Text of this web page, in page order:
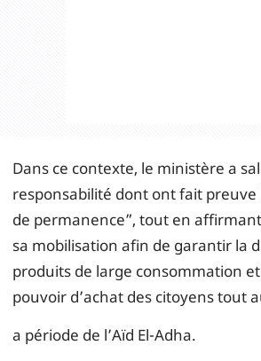
Dans ce contexte, le ministère a
responsabilité dont ont fait
de permanence”, tout en
sa mobilisation afin de garantir la
produits de large consommation
pouvoir d’achat des citoyens tout
a période de l’Aïd El-Adha.